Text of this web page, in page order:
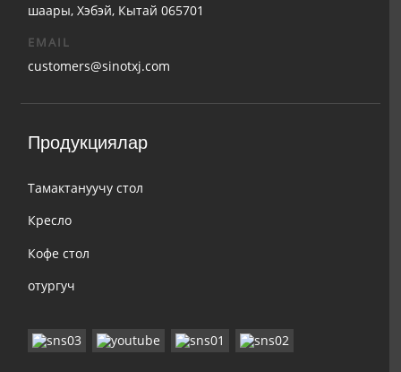
шаары, Хэбэй, Кытай 065701
EMAIL
customers@sinotxj.com
Продукциялар
Тамактануучу стол
Кресло
Кофе стол
отургуч